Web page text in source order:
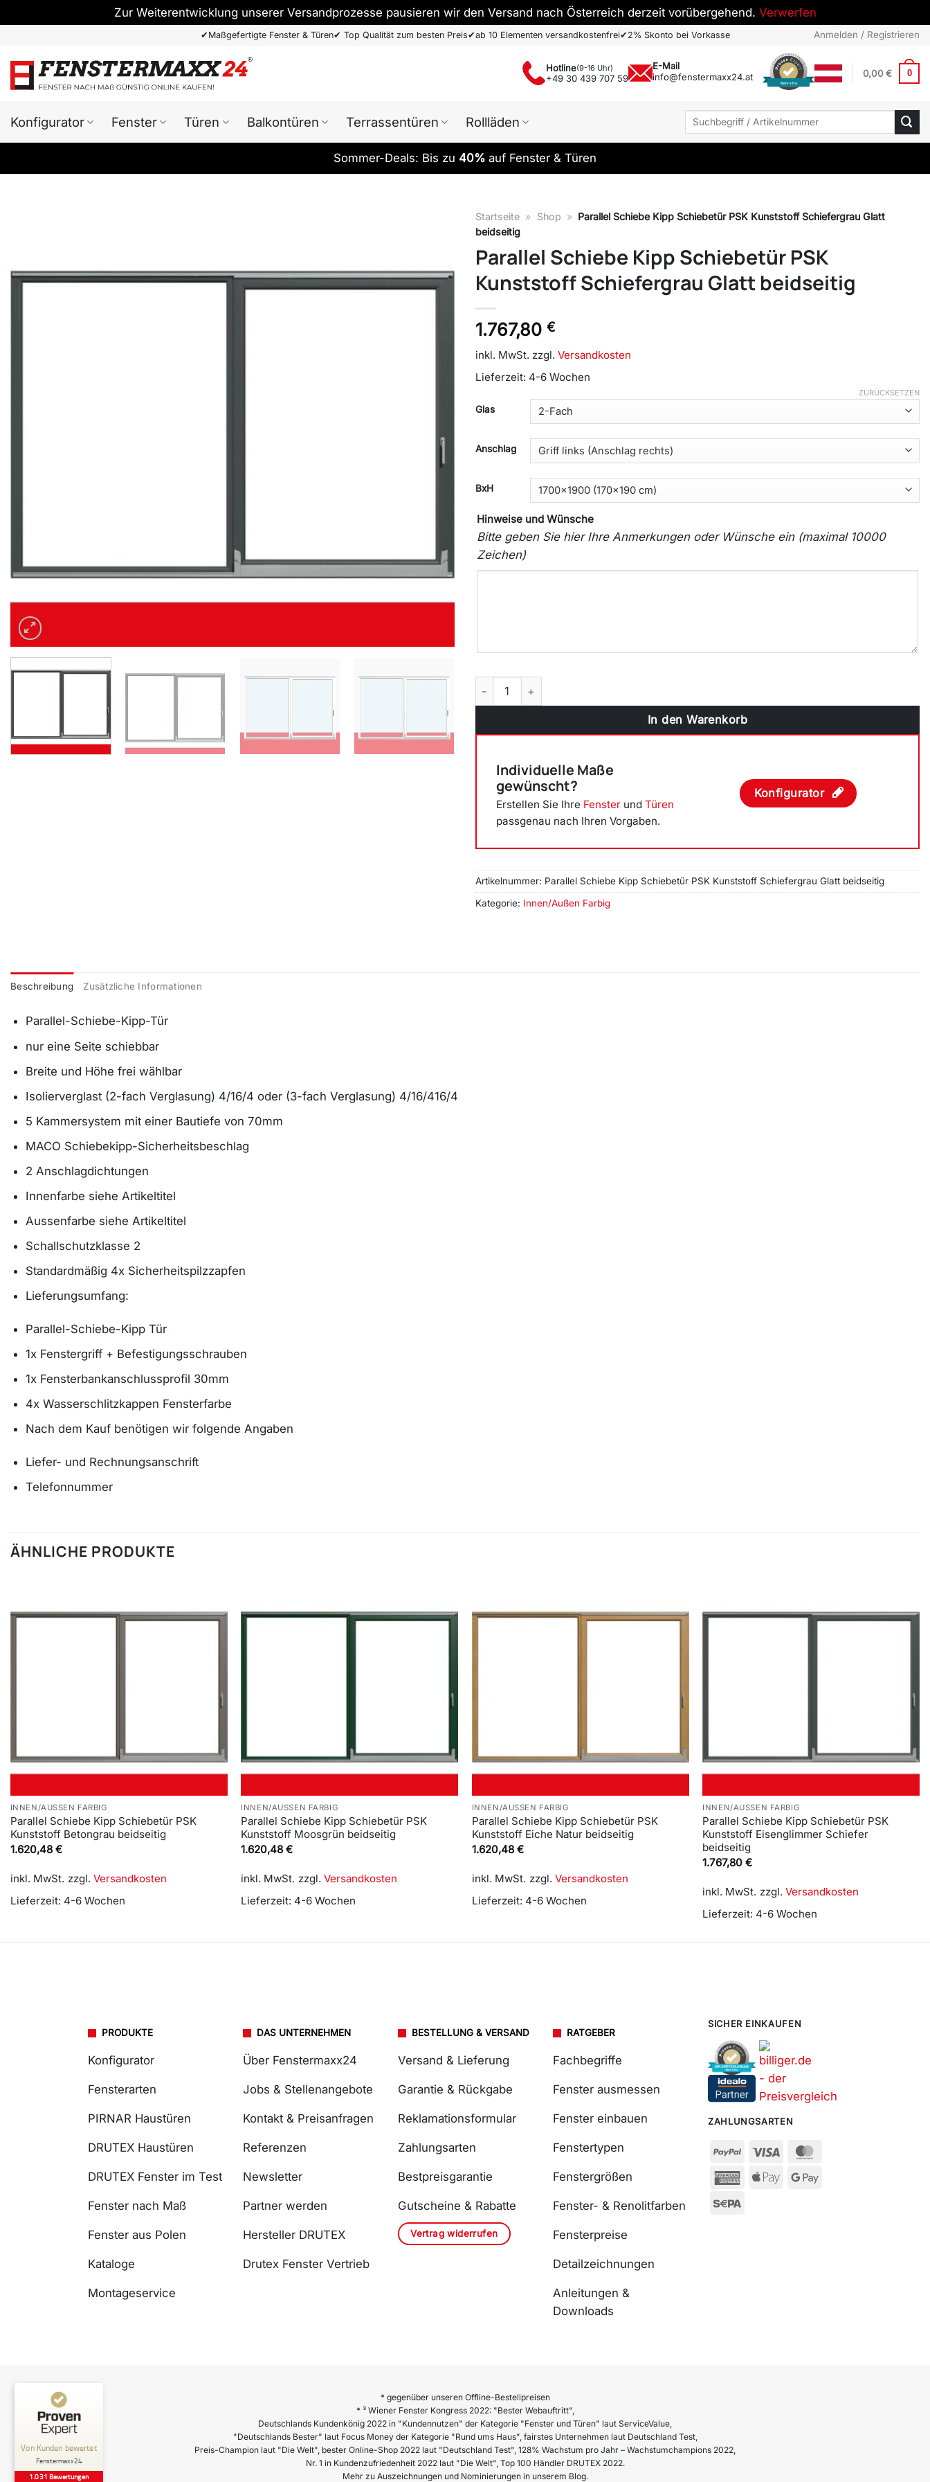
Zur Weiterentwicklung unserer Versandprozesse pausieren wir den Versand nach Österreich derzeit vorübergehend. Verwerfen
springen
✔Maßgefertigte Fenster & Türen✔ Top Qualität zum besten Preis✔ab 10 Elementen versandkostenfrei✔2% Skonto bei Vorkasse Anmelden / Registrieren
Hotline(9-16 Uhr)
+49 30 439 707 59
E-Mail
info@fenstermaxx24.at
Mehr Infos
0,00€ 0
Konfigurator Fenster Türen Balkontüren Terrassentüren Rollläden
Suchen
Sommer-Deals: Bis zu 40% auf Fenster & Türen
Startseite » Shop » Parallel Schiebe Kipp Schiebetür PSK Kunststoff Schiefergrau Glatt
beidseitig
Parallel Schiebe Kipp Schiebetür PSK
Kunststoff Schiefergrau Glatt beidseitig
1.767,80 €
inkl. MwSt. zzgl. Versandkosten
Lieferzeit: 4-6 Wochen
Glas
Anschlag
BxH
ZURÜCKSETZEN
Hinweise und Wünsche
Bitte geben Sie hier Ihre Anmerkungen oder Wünsche ein (maximal 10000
Zeichen)
Parallel Schiebe Kipp Schiebetür PSK Kunststoff Schiefergrau Glatt beidseitig Menge
In den Warenkorb
Individuelle Maße
gewünscht?
Erstellen Sie Ihre Fenster und Türen
passgenau nach Ihren Vorgaben.
Konfigurator
Artikelnummer: Parallel Schiebe Kipp Schiebetür PSK Kunststoff Schiefergrau Glatt beidseitig
Kategorie: Innen/Außen Farbig
Beschreibung Zusätzliche Informationen
Parallel-Schiebe-Kipp-Tür
nur eine Seite schiebbar
Breite und Höhe frei wählbar
Isolierverglast (2-fach Verglasung) 4/16/4 oder (3-fach Verglasung) 4/16/416/4
5 Kammersystem mit einer Bautiefe von 70mm
MACO Schiebekipp-Sicherheitsbeschlag
2 Anschlagdichtungen
Innenfarbe siehe Artikeltitel
Aussenfarbe siehe Artikeltitel
Schallschutzklasse 2
Standardmäßig 4x Sicherheitspilzzapfen
Lieferungsumfang:
Parallel-Schiebe-Kipp Tür
1x Fenstergriff + Befestigungsschrauben
1x Fensterbankanschlussprofil 30mm
4x Wasserschlitzkappen Fensterfarbe
Nach dem Kauf benötigen wir folgende Angaben
Liefer- und Rechnungsanschrift
Telefonnummer
ÄHNLICHE PRODUKTE
INNEN/AUSSEN FARBIG
Parallel Schiebe Kipp Schiebetür PSK
Kunststoff Betongrau beidseitig
1.620,48 €
inkl. MwSt. zzgl. Versandkosten
Lieferzeit: 4-6 Wochen
INNEN/AUSSEN FARBIG
Parallel Schiebe Kipp Schiebetür PSK
Kunststoff Moosgrün beidseitig
1.620,48€
inkl. MwSt. zzgl.Versandkosten
Lieferzeit: 4-6 Wochen
INNEN/AUSSEN FARBIG
Parallel Schiebe Kipp Schiebetür PSK
Kunststoff Eiche Natur beidseitig
1.620,48 €
inkl. MwSt. zzgl. Versandkosten
Lieferzeit: 4-6 Wochen
INNEN/AUSSEN FARBIG
Parallel Schiebe Kipp Schiebetür PSK
Kunststoff Eisenglimmer Schiefer
beidseitig
1.767,80€
inkl. MwSt. zzgl.Versandkosten
Lieferzeit: 4-6 Wochen
PRODUKTE
Konfigurator
Fensterarten
PIRNAR Haustüren
DRUTEX Haustüren
DRUTEX Fenster im Test
Fenster nach Maß
Fenster aus Polen
Kataloge
Montageservice
DAS UNTERNEHMEN
Über Fenstermaxx24
Jobs & Stellenangebote
Kontakt & Preisanfragen
Referenzen
Newsletter
Partner werden
Hersteller DRUTEX
Drutex Fenster Vertrieb
BESTELLUNG & VERSAND
Versand & Lieferung
Garantie & Rückgabe
Reklamationsformular
Zahlungsarten
Bestpreisgarantie
Gutscheine & Rabatte
Vertrag widerrufen
RATGEBER
Fachbegriffe
Fenster ausmessen
Fenster einbauen
Fenstertypen
Fenstergrößen
Fenster- & Renolitfarben
Fensterpreise
Detailzeichnungen
Anleitungen &
Downloads
SICHER EINKAUFEN
ZAHLUNGSARTEN
* gegenüber unseren Offline-Bestellpreisen
* ³ Wiener Fenster Kongress 2022: "Bester Webauftritt",
Deutschlands Kundenkönig 2022 in "Kundennutzen" der Kategorie "Fenster und Türen" laut ServiceValue,
"Deutschlands Bester" laut Focus Money der Kategorie "Rund ums Haus", fairstes Unternehmen laut Deutschland Test,
Preis-Champion laut "Die Welt", bester Online-Shop 2022 laut "Deutschland Test", 128% Wachstum pro Jahr – Wachstumchampions 2022,
Nr. 1 in Kundenzufriedenheit 2022 laut "Die Welt", Top 100 Händler DRUTEX 2022.
Mehr zu Auszeichnungen und Nominierungen in unserem Blog.